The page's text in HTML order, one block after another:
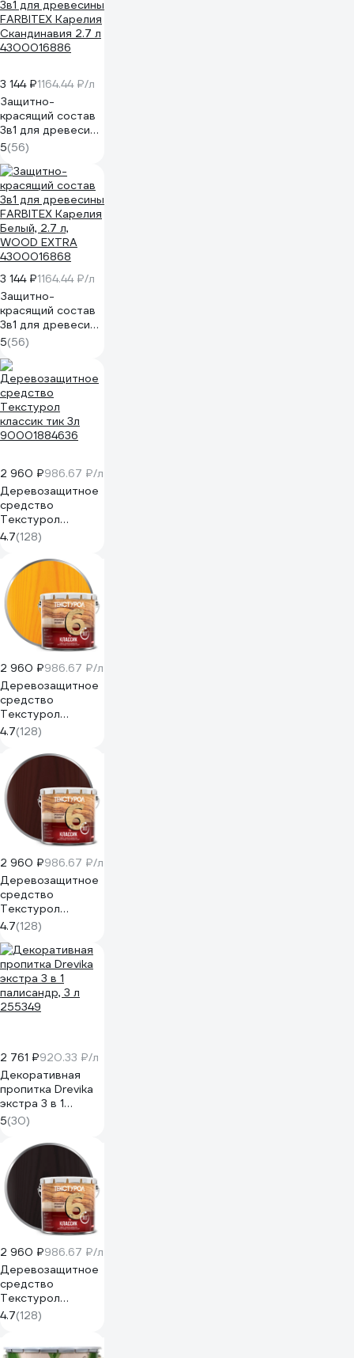
3 144 ₽1164.44 ₽/л
Защитно-
красящий состав
3в1 для древесины
FARBITEX Карелия
Скандинавия 2.7 л
4300016886
5(56)
3 144 ₽1164.44 ₽/л
Защитно-
красящий состав
3в1 для древесины
FARBITEX Карелия
Белый, 2.7 л,
WOOD EXTRA
4300016868
5(56)
2 960 ₽986.67 ₽/л
Деревозащитное
средство
Текстурол
классик тик 3л
90001884636
4.7(128)
2 960 ₽986.67 ₽/л
Деревозащитное
средство
Текстурол
классик сосна 3л
90001884635
4.7(128)
2 960 ₽986.67 ₽/л
Деревозащитное
средство
Текстурол
классик махагон
3л 90001884625
4.7(128)
2 761 ₽920.33 ₽/л
Декоративная
пропитка Drevika
экстра 3 в 1
палисандр, 3 л
255349
5(30)
2 960 ₽986.67 ₽/л
Деревозащитное
средство
Текстурол
классик палисандр
3л 90001884631
4.7(128)